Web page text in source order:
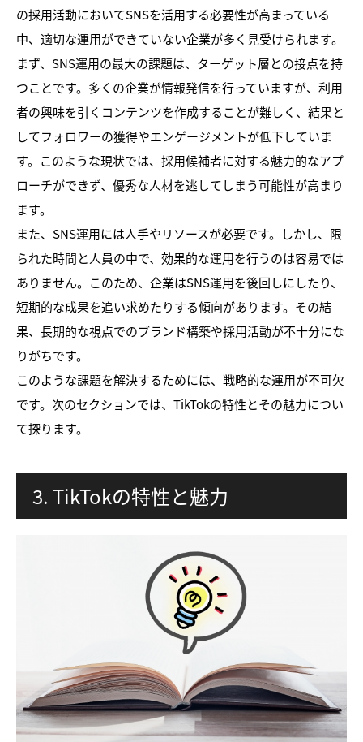
の採用活動においてSNSを活用する必要性が高まっている
中、適切な運用ができていない企業が多く見受けられます。
まず、SNS運用の最大の課題は、ターゲット層との接点を持
つことです。多くの企業が情報発信を行っていますが、利用
者の興味を引くコンテンツを作成することが難しく、結果と
してフォロワーの獲得やエンゲージメントが低下していま
す。このような現状では、採用候補者に対する魅力的なアプ
ローチができず、優秀な人材を逃してしまう可能性が高まり
ます。
また、SNS運用には人手やリソースが必要です。しかし、限
られた時間と人員の中で、効果的な運用を行うのは容易では
ありません。このため、企業はSNS運用を後回しにしたり、
短期的な成果を追い求めたりする傾向があります。その結
果、長期的な視点でのブランド構築や採用活動が不十分にな
りがちです。
このような課題を解決するためには、戦略的な運用が不可欠
です。次のセクションでは、TikTokの特性とその魅力につい
て探ります。
3. TikTokの特性と魅力